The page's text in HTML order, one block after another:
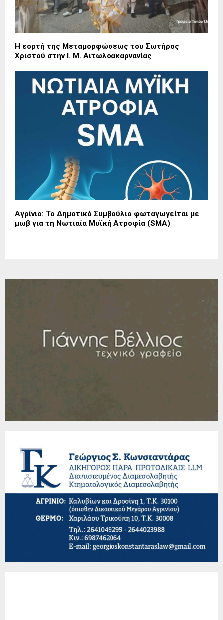
Η εορτή της Μεταμορφώσεως του Σωτήρος
Χριστού στην Ι. Μ. Αιτωλοακαρνανίας
Αγρίνιο: Το Δημοτικό Συμβούλιο φωταγωγείται με
μωβ για τη Νωτιαία Μυϊκή Ατροφία (SMA)